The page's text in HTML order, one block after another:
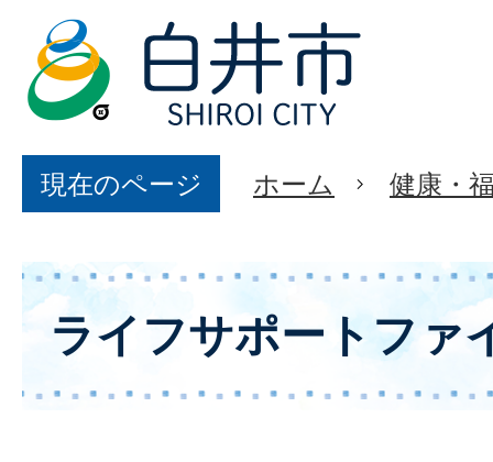
現在のページ ホーム 健康・
ライフサポートファ